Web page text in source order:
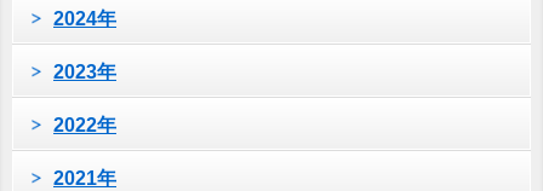
2024年
2023年
2022年
2021年